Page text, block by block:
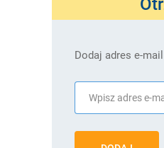
Dodaj adres e-